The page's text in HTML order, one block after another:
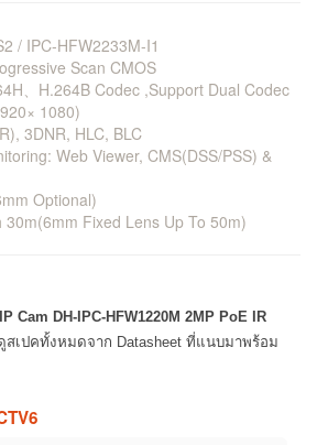
/ IPC-HFW2233M-I1
Scan CMOS
、H.264B Codec ,Support Dual Codec
1080)
3DNR, HLC, BLC
Web Viewer, CMS(DSS/PSS) &
Optional)
Fixed Lens Up To 50m)
Cam DH-IPC-HFW1220M 2MP PoE IR
เปคทั้งหมดจาก Datasheet ที่แนบมาพร้อม